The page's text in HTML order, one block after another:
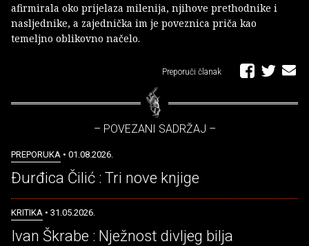
afirmirala oko prijelaza milenija, njihove prethodnike i
nasljednike, a zajednička im je poveznica priča kao
temeljno oblikovno načelo.
Preporuči članak
– POVEZANI SADRŽAJ –
PREPORUKA • 01.08.2026.
Đurđica Čilić : Tri nove knjige
KRITIKA • 31.05.2026.
Ivan Škrabe : Nježnost divljeg bilja